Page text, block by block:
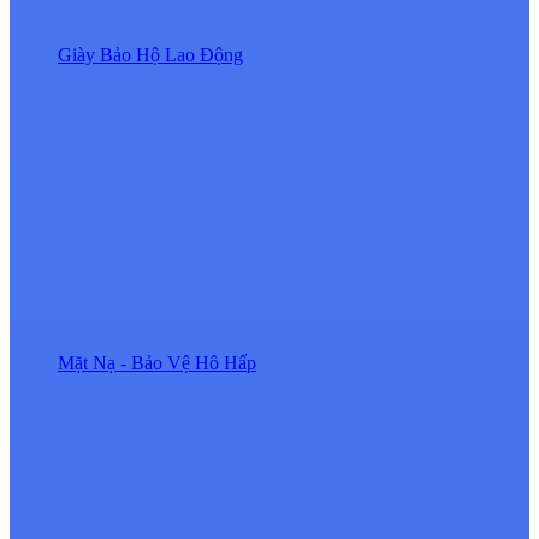
Giày Bảo Hộ Lao Động
Mặt Nạ - Bảo Vệ Hô Hấp